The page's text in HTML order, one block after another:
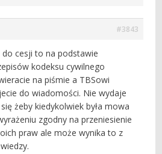
#3843
do cesji to na podstawie
kodeksu cywilnego
na piśmie a TBSowi
do wiadomości. Nie wydaje
żeby kiedykolwiek była mowa
zgodny na przeniesienie
praw ale może wynika to z